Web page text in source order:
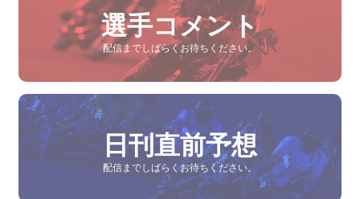
選手コメント
配信までしばらくお待ちください。
日刊直前予想
配信までしばらくお待ちください。